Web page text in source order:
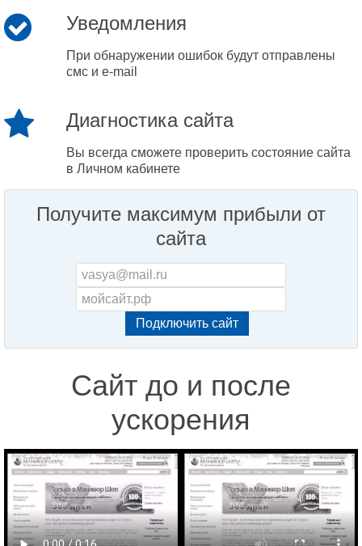
Уведомления
При обнаружении ошибок будут отправлены
смс и e-mail
Диагностика сайта
Вы всегда сможете проверить состояние сайта
в Личном кабинете
Получите максимум прибыли от
сайта
Сайт до и после
ускорения